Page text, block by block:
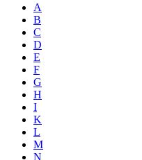
A
B
C
D
E
F
G
H
I
K
L
M
N